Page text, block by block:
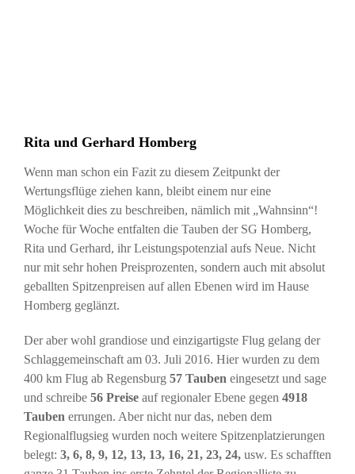
Rita und Gerhard Homberg
Wenn man schon ein Fazit zu diesem Zeitpunkt der
Wertungsflüge ziehen kann, bleibt einem nur eine
Möglichkeit dies zu beschreiben, nämlich mit „Wahnsinn“!
Woche für Woche entfalten die Tauben der SG Homberg,
Rita und Gerhard, ihr Leistungspotenzial aufs Neue. Nicht
nur mit sehr hohen Preisprozenten, sondern auch mit absolut
geballten Spitzenpreisen auf allen Ebenen wird im Hause
Homberg geglänzt.
Der aber wohl grandiose und einzigartigste Flug gelang der
Schlaggemeinschaft am 03. Juli 2016. Hier wurden zu dem
400 km Flug ab Regensburg 57 Tauben eingesetzt und sage
und schreibe 56 Preise auf regionaler Ebene gegen 4918
Tauben errungen. Aber nicht nur das, neben dem
Regionalflugsieg wurden noch weitere Spitzenplatzierungen
belegt: 3, 6, 8, 9, 12, 13, 13, 16, 21, 23, 24, usw. Es schafften